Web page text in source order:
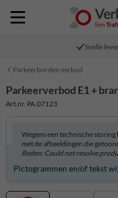
Snelle
Parkeerborden verbod
Parkeerverbod E1 +
Art.nr. PA.07123
Wegens een technische
met de afbeeldingen die
Reden: Could not resolve
Product zelf aanpassen?
Pictogrammen en/of tekst